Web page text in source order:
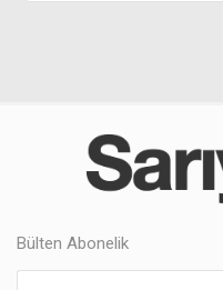
Bülten Abonelik